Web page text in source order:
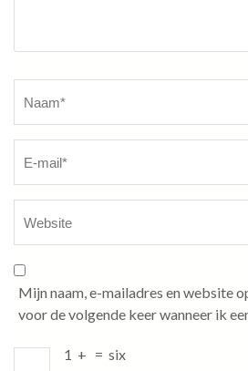
Mijn naam, e-mailadres en website
voor de volgende keer wanneer ik
1 + = six